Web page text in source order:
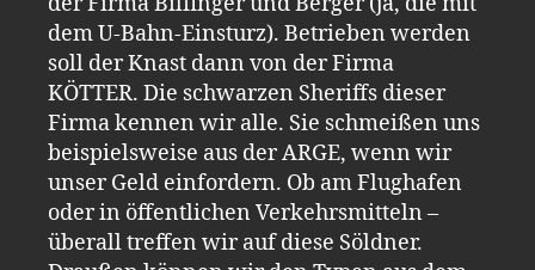
dem U-Bahn-Einsturz). Betrieben werden
soll der Knast dann von der Firma
KÖTTER. Die schwarzen Sheriffs dieser
Firma kennen wir alle. Sie schmeißen uns
beispielsweise aus der ARGE, wenn wir
unser Geld einfordern. Ob am Flughafen
oder in öffentlichen Verkehrsmitteln –
überall treffen wir auf diese Söldner.